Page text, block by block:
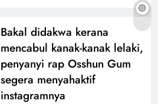
Bakal didakwa kerana
mencabul kanak-kanak lelaki,
penyanyi rap Osshun Gum
segera menyahaktif
instagramnya